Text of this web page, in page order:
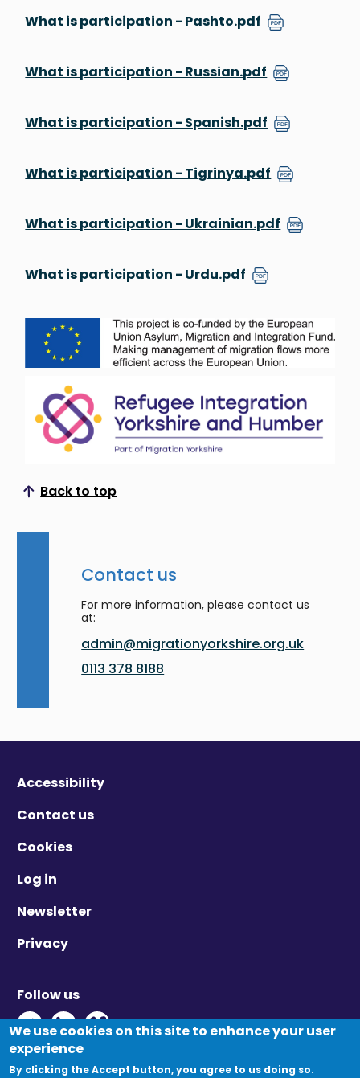
What is participation - Pashto.pdf
What is participation - Russian.pdf
What is participation - Spanish.pdf
What is participation - Tigrinya.pdf
What is participation - Ukrainian.pdf
What is participation - Urdu.pdf
Back to top
Scroll to top
Contact us
For more information, please contact us
at:
admin@migrationyorkshire.org.uk
0113 378 8188
Accessibility
Contact us
Cookies
Log in
Newsletter
Privacy
Follow us
Twitter - Opens in new window
Linkedin - Opens in new window
Vimeo - Opens in new window
We use cookies on this site to enhance your user
experience
By clicking the Accept button, you agree to us doing so.